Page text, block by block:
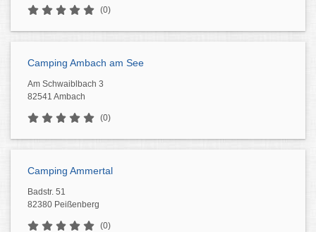
(0)
Camping Ambach am See
Am Schwaiblbach 3
82541 Ambach
(0)
Camping Ammertal
Badstr. 51
82380 Peißenberg
(0)